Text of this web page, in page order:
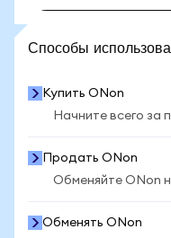
Способы
Купить ONon
Начните всего за
Продать ONon
Обменяйте ONon
Обменять ONon